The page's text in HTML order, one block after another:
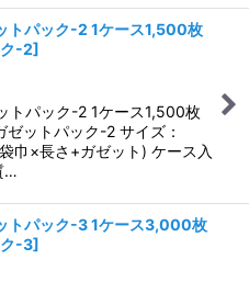
トパック-2 1ケース1,500枚
-2]
トパック-2 1ケース1,500枚
ットパック-2 サイズ：
巾×長さ+ガゼット) ケース入
…
トパック-3 1ケース3,000枚
-3]